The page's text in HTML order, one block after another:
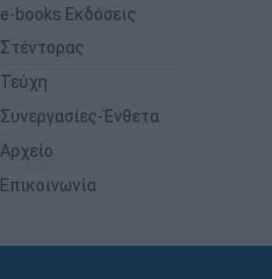
e-books Εκδόσεις
Στέντορας
Τεύχη
Συνεργασίες-Ένθετα
Αρχείο
Επικοινωνία